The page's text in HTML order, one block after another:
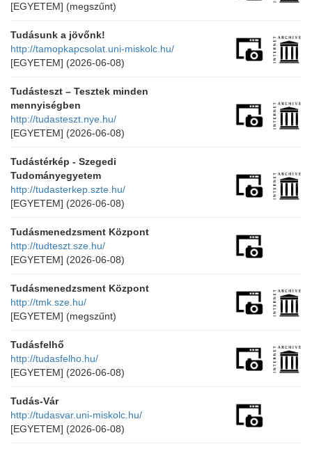
[EGYETEM] (megszűnt)
Tudásunk a jövőnk!
http://tamopkapcsolat.uni-miskolc.hu/
[EGYETEM] (2026-06-08)
Tudásteszt – Tesztek minden
mennyiségben
http://tudasteszt.nye.hu/
[EGYETEM] (2026-06-08)
Tudástérkép - Szegedi
Tudományegyetem
http://tudasterkep.szte.hu/
[EGYETEM] (2026-06-08)
Tudásmenedzsment Központ
http://tudteszt.sze.hu/
[EGYETEM] (2026-06-08)
Tudásmenedzsment Központ
http://tmk.sze.hu/
[EGYETEM] (megszűnt)
Tudásfelhő
http://tudasfelho.hu/
[EGYETEM] (2026-06-08)
Tudás-Vár
http://tudasvar.uni-miskolc.hu/
[EGYETEM] (2026-06-08)